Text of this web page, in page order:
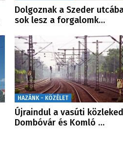
Dolgoznak a Szeder
sok lesz a forgalomk…
HAZÁNK - KÖZÉLET
Újraindul a vasúti
Dombóvár és Komló …